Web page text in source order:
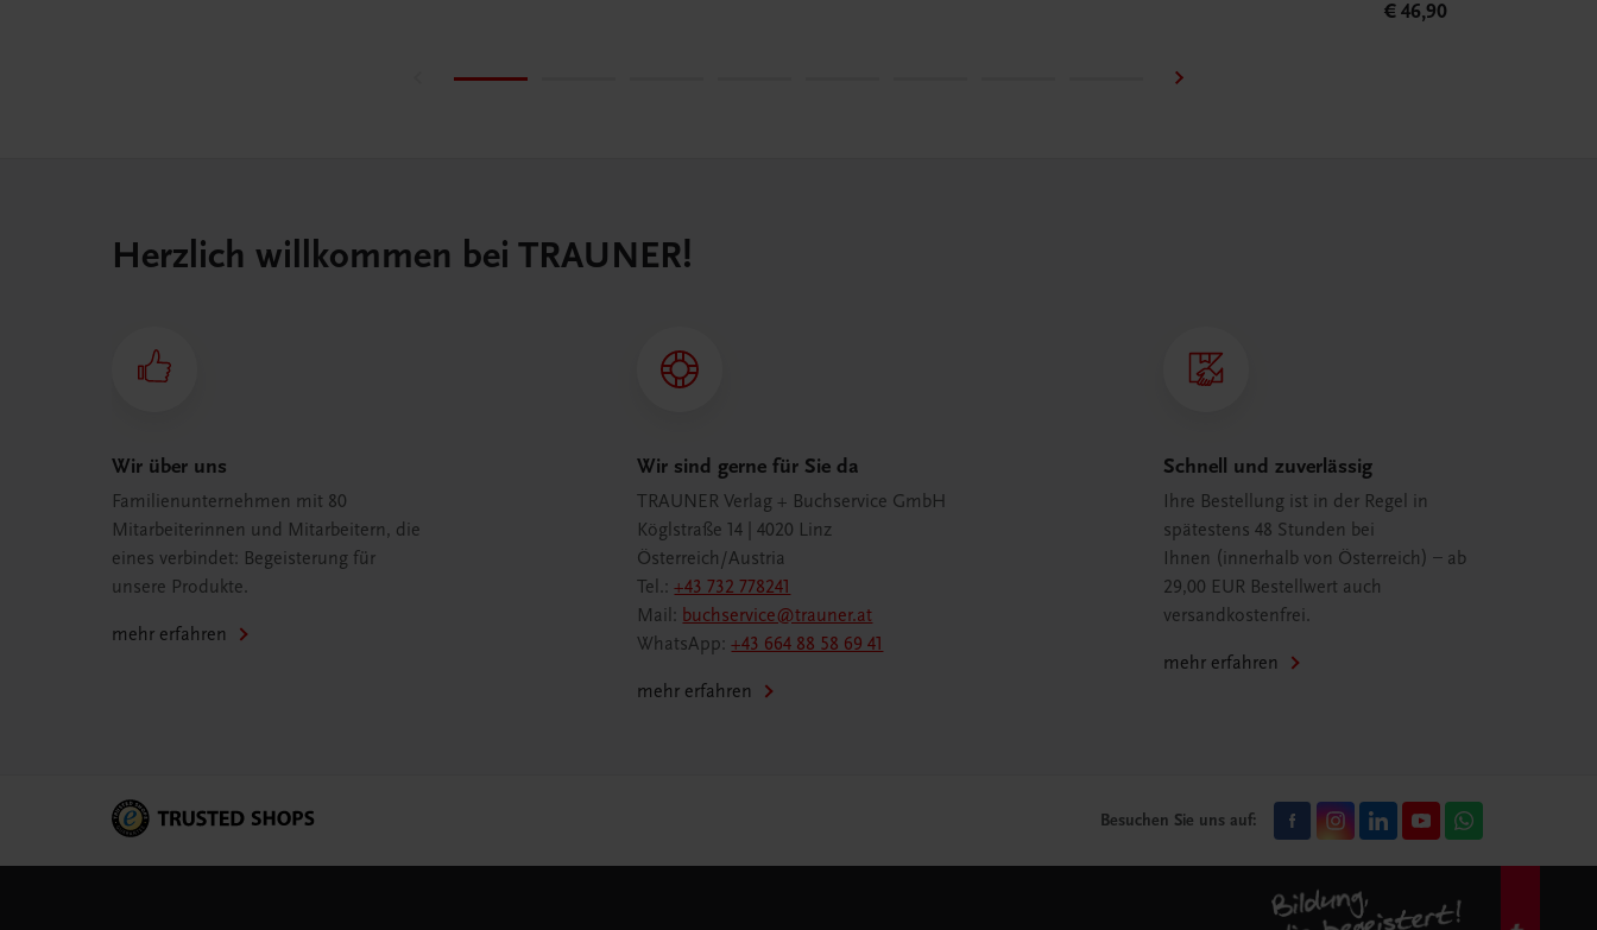
€ 46,90
Herzlich willkommen bei TRAUNER!
Wir über uns
Familienunternehmen mit 80
Mitarbeiterinnen und Mitarbeitern, die
eines verbindet: Begeisterung für
unsere Produkte.
mehr erfahren
Wir sind gerne für Sie da
TRAUNER Verlag + Buchservice GmbH
Köglstraße 14 | 4020 Linz
Österreich/Austria
Tel.:+43 732 778241
Mail: buchservice@trauner.at
WhatsApp:+43 664 88 58 69 41
mehr erfahren
Schnell und zuverlässig
Ihre Bestellung ist in der Regel in
spätestens 48 Stunden bei
Ihnen (innerhalb von Österreich) – ab
29,00 EUR Bestellwert auch
versandkostenfrei.
mehr erfahren
Besuchen Sie uns auf: